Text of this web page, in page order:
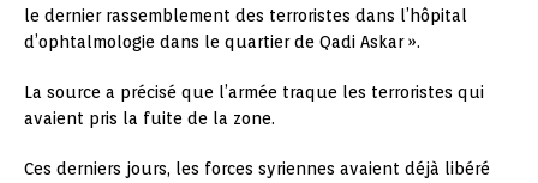
le dernier rassemblement des terroristes dans l’hôpital
d’ophtalmologie dans le quartier de Qadi Askar ».
La source a précisé que l’armée traque les terroristes qui
avaient pris la fuite de la zone.
Ces derniers jours, les forces syriennes avaient déjà libéré